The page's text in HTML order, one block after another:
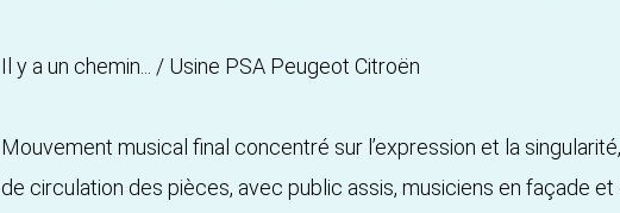
Il y a un chemin... / Usine PSA Peugeot Citroën
Mouvement musical final concentré sur l’expression et la singularité,
de circulation des pièces, avec public assis, musiciens en façade et